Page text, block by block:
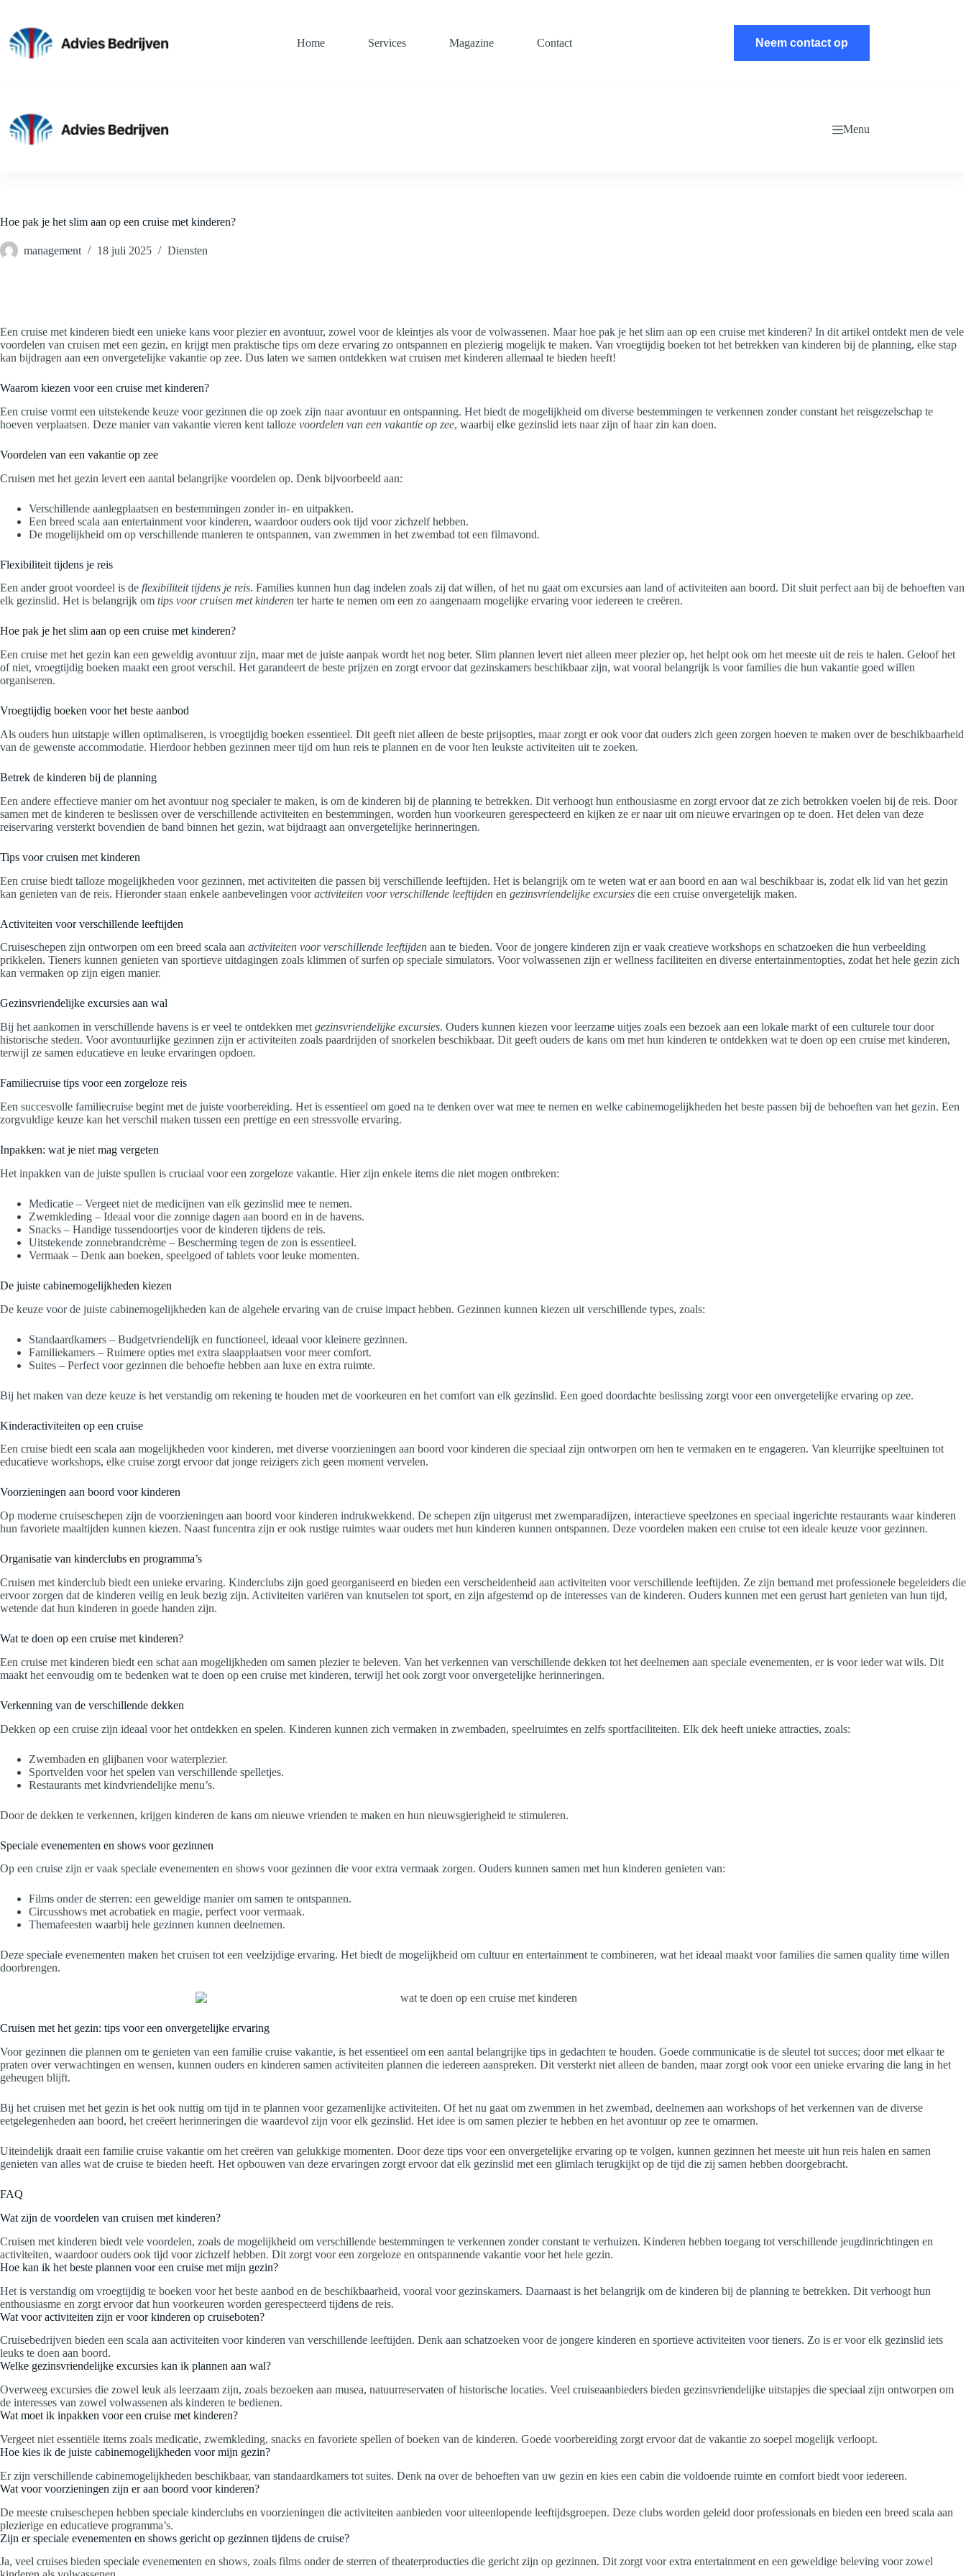
inhoud
Home Services Magazine Contact Neem contact op
Menu
Hoe pak je het slim aan op een cruise met kinderen?
management 18 juli 2025 Diensten
Een cruise met kinderen biedt een unieke kans voor plezier en avontuur, zowel voor de kleintjes als voor de volwassenen. Maar hoe pak je het slim aan op een cruise met kinderen? In dit artikel ontdekt men de vele
voordelen van cruisen met een gezin, en krijgt men praktische tips om deze ervaring zo ontspannen en plezierig mogelijk te maken. Van vroegtijdig boeken tot het betrekken van kinderen bij de planning, elke stap
kan bijdragen aan een onvergetelijke vakantie op zee. Dus laten we samen ontdekken wat cruisen met kinderen allemaal te bieden heeft!
Waarom kiezen voor een cruise met kinderen?
Een cruise vormt een uitstekende keuze voor gezinnen die op zoek zijn naar avontuur en ontspanning. Het biedt de mogelijkheid om diverse bestemmingen te verkennen zonder constant het reisgezelschap te
hoeven verplaatsen. Deze manier van vakantie vieren kent talloze voordelen van een vakantie op zee, waarbij elke gezinslid iets naar zijn of haar zin kan doen.
Voordelen van een vakantie op zee
Cruisen met het gezin levert een aantal belangrijke voordelen op. Denk bijvoorbeeld aan:
Verschillende aanlegplaatsen en bestemmingen zonder in- en uitpakken.
Een breed scala aan entertainment voor kinderen, waardoor ouders ook tijd voor zichzelf hebben.
De mogelijkheid om op verschillende manieren te ontspannen, van zwemmen in het zwembad tot een filmavond.
Flexibiliteit tijdens je reis
Een ander groot voordeel is de flexibiliteit tijdens je reis. Families kunnen hun dag indelen zoals zij dat willen, of het nu gaat om excursies aan land of activiteiten aan boord. Dit sluit perfect aan bij de behoeften van
elk gezinslid. Het is belangrijk om tips voor cruisen met kinderen ter harte te nemen om een zo aangenaam mogelijke ervaring voor iedereen te creëren.
Hoe pak je het slim aan op een cruise met kinderen?
Een cruise met het gezin kan een geweldig avontuur zijn, maar met de juiste aanpak wordt het nog beter. Slim plannen levert niet alleen meer plezier op, het helpt ook om het meeste uit de reis te halen. Geloof het
of niet, vroegtijdig boeken maakt een groot verschil. Het garandeert de beste prijzen en zorgt ervoor dat gezinskamers beschikbaar zijn, wat vooral belangrijk is voor families die hun vakantie goed willen
organiseren.
Vroegtijdig boeken voor het beste aanbod
Als ouders hun uitstapje willen optimaliseren, is vroegtijdig boeken essentieel. Dit geeft niet alleen de beste prijsopties, maar zorgt er ook voor dat ouders zich geen zorgen hoeven te maken over de beschikbaarheid
van de gewenste accommodatie. Hierdoor hebben gezinnen meer tijd om hun reis te plannen en de voor hen leukste activiteiten uit te zoeken.
Betrek de kinderen bij de planning
Een andere effectieve manier om het avontuur nog specialer te maken, is om de kinderen bij de planning te betrekken. Dit verhoogt hun enthousiasme en zorgt ervoor dat ze zich betrokken voelen bij de reis. Door
samen met de kinderen te beslissen over de verschillende activiteiten en bestemmingen, worden hun voorkeuren gerespecteerd en kijken ze er naar uit om nieuwe ervaringen op te doen. Het delen van deze
reiservaring versterkt bovendien de band binnen het gezin, wat bijdraagt aan onvergetelijke herinneringen.
Tips voor cruisen met kinderen
Een cruise biedt talloze mogelijkheden voor gezinnen, met activiteiten die passen bij verschillende leeftijden. Het is belangrijk om te weten wat er aan boord en aan wal beschikbaar is, zodat elk lid van het gezin
kan genieten van de reis. Hieronder staan enkele aanbevelingen vooractiviteiten voor verschillende leeftijden en gezinsvriendelijke excursies die een cruise onvergetelijk maken.
Activiteiten voor verschillende leeftijden
Cruiseschepen zijn ontworpen om een breed scala aan activiteiten voor verschillende leeftijden aan te bieden. Voor de jongere kinderen zijn er vaak creatieve workshops en schatzoeken die hun verbeelding
prikkelen. Tieners kunnen genieten van sportieve uitdagingen zoals klimmen of surfen op speciale simulators. Voor volwassenen zijn er wellness faciliteiten en diverse entertainmentopties, zodat het hele gezin zich
kan vermaken op zijn eigen manier.
Gezinsvriendelijke excursies aan wal
Bij het aankomen in verschillende havens is er veel te ontdekken met gezinsvriendelijke excursies. Ouders kunnen kiezen voor leerzame uitjes zoals een bezoek aan een lokale markt of een culturele tour door
historische steden. Voor avontuurlijke gezinnen zijn er activiteiten zoals paardrijden of snorkelen beschikbaar. Dit geeft ouders de kans om met hun kinderen te ontdekken wat te doen op een cruise met kinderen,
terwijl ze samen educatieve en leuke ervaringen opdoen.
Familiecruise tips voor een zorgeloze reis
Een succesvolle familiecruise begint met de juiste voorbereiding. Het is essentieel om goed na te denken over wat mee te nemen en welke cabinemogelijkheden het beste passen bij de behoeften van het gezin. Een
zorgvuldige keuze kan het verschil maken tussen een prettige en een stressvolle ervaring.
Inpakken: wat je niet mag vergeten
Het inpakken van de juiste spullen is cruciaal voor een zorgeloze vakantie. Hier zijn enkele items die niet mogen ontbreken:
Medicatie – Vergeet niet de medicijnen van elk gezinslid mee te nemen.
Zwemkleding – Ideaal voor die zonnige dagen aan boord en in de havens.
Snacks – Handige tussendoortjes voor de kinderen tijdens de reis.
Uitstekende zonnebrandcrème – Bescherming tegen de zon is essentieel.
Vermaak – Denk aan boeken, speelgoed of tablets voor leuke momenten.
De juiste cabinemogelijkheden kiezen
De keuze voor de juiste cabinemogelijkheden kan de algehele ervaring van de cruise impact hebben. Gezinnen kunnen kiezen uit verschillende types, zoals:
Standaardkamers – Budgetvriendelijk en functioneel, ideaal voor kleinere gezinnen.
Familiekamers – Ruimere opties met extra slaapplaatsen voor meer comfort.
Suites – Perfect voor gezinnen die behoefte hebben aan luxe en extra ruimte.
Bij het maken van deze keuze is het verstandig om rekening te houden met de voorkeuren en het comfort van elk gezinslid. Een goed doordachte beslissing zorgt voor een onvergetelijke ervaring op zee.
Kinderactiviteiten op een cruise
Een cruise biedt een scala aan mogelijkheden voor kinderen, met diverse voorzieningen aan boord voor kinderen die speciaal zijn ontworpen om hen te vermaken en te engageren. Van kleurrijke speeltuinen tot
educatieve workshops, elke cruise zorgt ervoor dat jonge reizigers zich geen moment vervelen.
Voorzieningen aan boord voor kinderen
Op moderne cruiseschepen zijn de voorzieningen aan boord voor kinderen indrukwekkend. De schepen zijn uitgerust met zwemparadijzen, interactieve speelzones en speciaal ingerichte restaurants waar kinderen
hun favoriete maaltijden kunnen kiezen. Naast funcentra zijn er ook rustige ruimtes waar ouders met hun kinderen kunnen ontspannen. Deze voordelen maken een cruise tot een ideale keuze voor gezinnen.
Organisatie van kinderclubs en programma’s
Cruisen met kinderclub biedt een unieke ervaring. Kinderclubs zijn goed georganiseerd en bieden een verscheidenheid aan activiteiten voor verschillende leeftijden. Ze zijn bemand met professionele begeleiders die
ervoor zorgen dat de kinderen veilig en leuk bezig zijn. Activiteiten variëren van knutselen tot sport, en zijn afgestemd op de interesses van de kinderen. Ouders kunnen met een gerust hart genieten van hun tijd,
wetende dat hun kinderen in goede handen zijn.
Wat te doen op een cruise met kinderen?
Een cruise met kinderen biedt een schat aan mogelijkheden om samen plezier te beleven. Van het verkennen van verschillende dekken tot het deelnemen aan speciale evenementen, er is voor ieder wat wils. Dit
maakt het eenvoudig om te bedenken wat te doen op een cruise met kinderen, terwijl het ook zorgt voor onvergetelijke herinneringen.
Verkenning van de verschillende dekken
Dekken op een cruise zijn ideaal voor het ontdekken en spelen. Kinderen kunnen zich vermaken in zwembaden, speelruimtes en zelfs sportfaciliteiten. Elk dek heeft unieke attracties, zoals:
Zwembaden en glijbanen voor waterplezier.
Sportvelden voor het spelen van verschillende spelletjes.
Restaurants met kindvriendelijke menu’s.
Door de dekken te verkennen, krijgen kinderen de kans om nieuwe vrienden te maken en hun nieuwsgierigheid te stimuleren.
Speciale evenementen en shows voor gezinnen
Op een cruise zijn er vaak speciale evenementen en shows voor gezinnen die voor extra vermaak zorgen. Ouders kunnen samen met hun kinderen genieten van:
Films onder de sterren: een geweldige manier om samen te ontspannen.
Circusshows met acrobatiek en magie, perfect voor vermaak.
Themafeesten waarbij hele gezinnen kunnen deelnemen.
Deze speciale evenementen maken het cruisen tot een veelzijdige ervaring. Het biedt de mogelijkheid om cultuur en entertainment te combineren, wat het ideaal maakt voor families die samen quality time willen
doorbrengen.
Cruisen met het gezin: tips voor een onvergetelijke ervaring
Voor gezinnen die plannen om te genieten van een familie cruise vakantie, is het essentieel om een aantal belangrijke tips in gedachten te houden. Goede communicatie is de sleutel tot succes; door met elkaar te
praten over verwachtingen en wensen, kunnen ouders en kinderen samen activiteiten plannen die iedereen aanspreken. Dit versterkt niet alleen de banden, maar zorgt ook voor een unieke ervaring die lang in het
geheugen blijft.
Bij het cruisen met het gezin is het ook nuttig om tijd in te plannen voor gezamenlijke activiteiten. Of het nu gaat om zwemmen in het zwembad, deelnemen aan workshops of het verkennen van de diverse
eetgelegenheden aan boord, het creëert herinneringen die waardevol zijn voor elk gezinslid. Het idee is om samen plezier te hebben en het avontuur op zee te omarmen.
Uiteindelijk draait een familie cruise vakantie om het creëren van gelukkige momenten. Door deze tips voor een onvergetelijke ervaring op te volgen, kunnen gezinnen het meeste uit hun reis halen en samen
genieten van alles wat de cruise te bieden heeft. Het opbouwen van deze ervaringen zorgt ervoor dat elk gezinslid met een glimlach terugkijkt op de tijd die zij samen hebben doorgebracht.
FAQ
Wat zijn de voordelen van cruisen met kinderen?
Cruisen met kinderen biedt vele voordelen, zoals de mogelijkheid om verschillende bestemmingen te verkennen zonder constant te verhuizen. Kinderen hebben toegang tot verschillende jeugdinrichtingen en
activiteiten, waardoor ouders ook tijd voor zichzelf hebben. Dit zorgt voor een zorgeloze en ontspannende vakantie voor het hele gezin.
Hoe kan ik het beste plannen voor een cruise met mijn gezin?
Het is verstandig om vroegtijdig te boeken voor het beste aanbod en de beschikbaarheid, vooral voor gezinskamers. Daarnaast is het belangrijk om de kinderen bij de planning te betrekken. Dit verhoogt hun
enthousiasme en zorgt ervoor dat hun voorkeuren worden gerespecteerd tijdens de reis.
Wat voor activiteiten zijn er voor kinderen op cruiseboten?
Cruisebedrijven bieden een scala aan activiteiten voor kinderen van verschillende leeftijden. Denk aan schatzoeken voor de jongere kinderen en sportieve activiteiten voor tieners. Zo is er voor elk gezinslid iets
leuks te doen aan boord.
Welke gezinsvriendelijke excursies kan ik plannen aan wal?
Overweeg excursies die zowel leuk als leerzaam zijn, zoals bezoeken aan musea, natuurreservaten of historische locaties. Veel cruiseaanbieders bieden gezinsvriendelijke uitstapjes die speciaal zijn ontworpen om
de interesses van zowel volwassenen als kinderen te bedienen.
Wat moet ik inpakken voor een cruise met kinderen?
Vergeet niet essentiële items zoals medicatie, zwemkleding, snacks en favoriete spellen of boeken van de kinderen. Goede voorbereiding zorgt ervoor dat de vakantie zo soepel mogelijk verloopt.
Hoe kies ik de juiste cabinemogelijkheden voor mijn gezin?
Er zijn verschillende cabinemogelijkheden beschikbaar, van standaardkamers tot suites. Denk na over de behoeften van uw gezin en kies een cabin die voldoende ruimte en comfort biedt voor iedereen.
Wat voor voorzieningen zijn er aan boord voor kinderen?
De meeste cruiseschepen hebben speciale kinderclubs en voorzieningen die activiteiten aanbieden voor uiteenlopende leeftijdsgroepen. Deze clubs worden geleid door professionals en bieden een breed scala aan
plezierige en educatieve programma’s.
Zijn er speciale evenementen en shows gericht op gezinnen tijdens de cruise?
Ja, veel cruises bieden speciale evenementen en shows, zoals films onder de sterren of theaterproducties die gericht zijn op gezinnen. Dit zorgt voor extra entertainment en een geweldige beleving voor zowel